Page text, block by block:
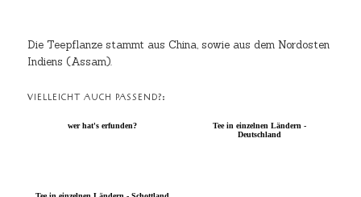
Die Teepflanze stammt aus China, sowie aus dem Nordosten
Indiens (Assam).
VIELLEICHT AUCH PASSEND?:
wer hat's erfunden?
Tee in einzelnen Ländern -
Deutschland